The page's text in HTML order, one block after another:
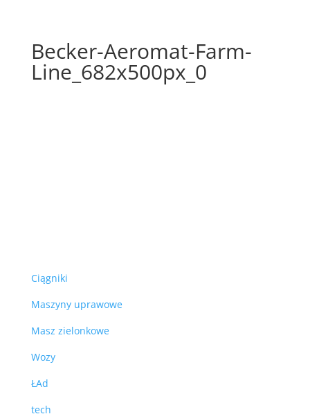
Becker-Aeromat-Farm-
Line_682x500px_0
Ciągniki
Maszyny uprawowe
Masz zielonkowe
Wozy
ŁAd
tech